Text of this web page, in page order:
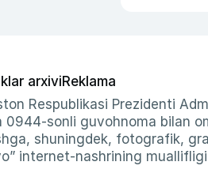
arxiviReklama
Respublikasi Prezidenti
sonli guvohnoma bilan
shuningdek, fotografik,
internet-nashrining